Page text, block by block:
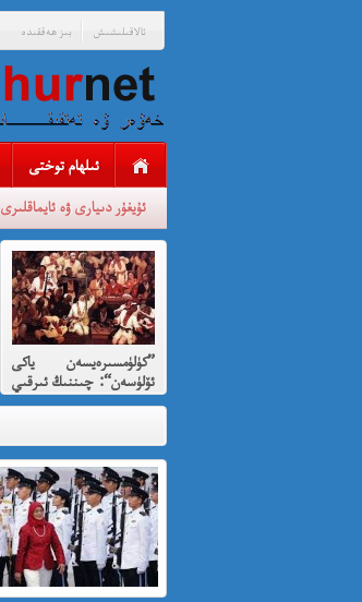
بىز ھەققىدە ئالاقىلىشىش
ئىلھام توختى
ئۇيغۇر دىيارى ۋە ئايماقلىرى
”كۈلۈمسىرەيسەن ياكى
ئۆلۈسەن“: چىننىڭ ئىرقىي
قىرغىنچىلىقنى